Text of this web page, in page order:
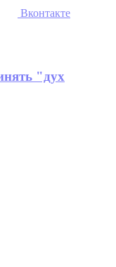
Вконтакте
"дух